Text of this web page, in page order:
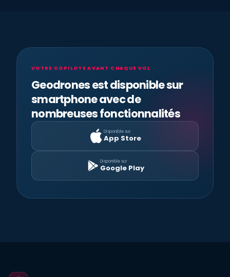
VOTRE COPILOTE AVANT CHAQUE VOL
Geodrones est disponible sur
smartphone avec de
nombreuses fonctionnalités
Disponible sur
App Store
Disponible sur
Google Play